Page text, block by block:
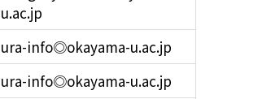
u.ac.jp
ura-info◎okayama-u.ac.jp
ura-info◎okayama-u.ac.jp